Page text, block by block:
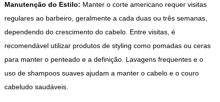
Manutenção do Estilo: Manter o corte americano requer visitas
regulares ao barbeiro, geralmente a cada duas ou três semanas,
dependendo do crescimento do cabelo. Entre visitas, é
recomendável utilizar produtos de styling como pomadas ou ceras
para manter o penteado e a definição. Lavagens frequentes e o
uso de shampoos suaves ajudam a manter o cabelo e o couro
cabeludo saudáveis.